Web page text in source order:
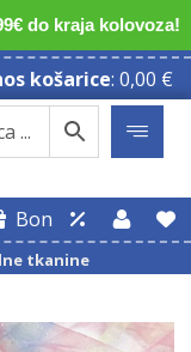
do kraja kolovoza!
košarice: 0,00 €
Bon
tkanine